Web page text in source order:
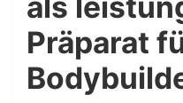
Präparat